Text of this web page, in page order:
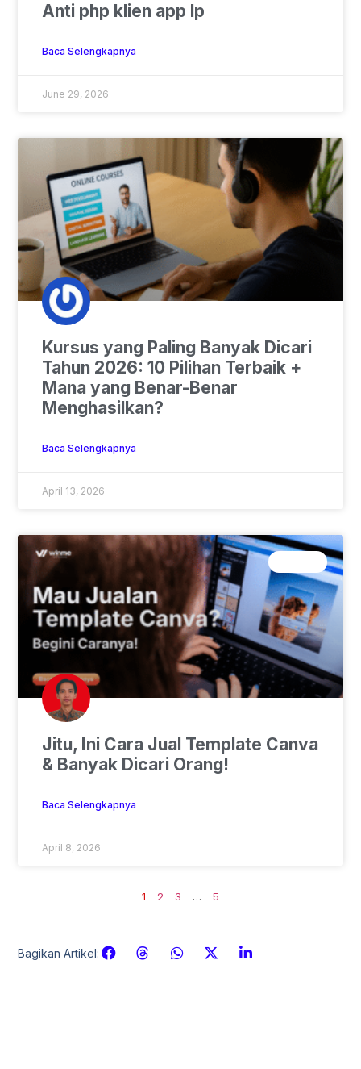
Anti php klien app lp
Baca Selengkapnya
June 29, 2026
Kursus yang Paling Banyak Dicari
Tahun 2026: 10 Pilihan Terbaik +
Mana yang Benar-Benar
Menghasilkan?
Baca Selengkapnya
April 13, 2026
Jitu, Ini Cara Jual Template Canva
& Banyak Dicari Orang!
Baca Selengkapnya
April 8, 2026
1 2 3 … 5
Bagikan Artikel: